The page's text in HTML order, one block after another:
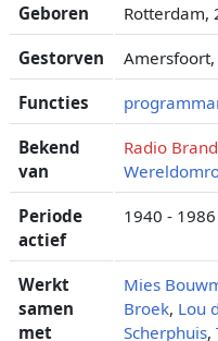
Geboren Rotterdam,
Gestorven
Functies
Bekend
van
Radio
Periode
actief
1940 - 1986
Werkt
samen
met
Mies
Broek, Lou
Scherphuis,